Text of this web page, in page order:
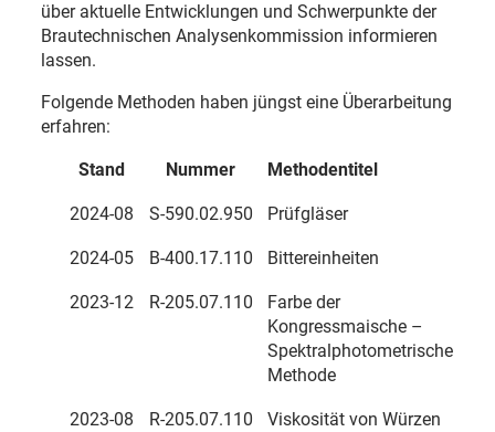
über aktuelle Entwicklungen und Schwerpunkte der
Brautechnischen Analysenkommission informieren
lassen.
Folgende Methoden haben jüngst eine Überarbeitung
erfahren:
Stand Nummer Methodentitel
2024-08 S-590.02.950 Prüfgläser
2024-05 B-400.17.110 Bittereinheiten
2023-12 R-205.07.110
Farbe der
Kongressmaische –
Spektralphotometrische
Methode
2023-08 R-205.07.110
Viskosität von Würzen